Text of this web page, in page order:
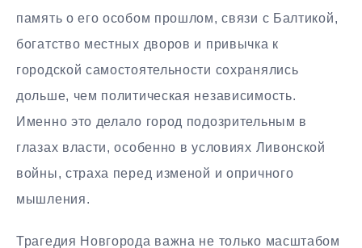
память о его особом прошлом, связи с Балтикой,
богатство местных дворов и привычка к
городской самостоятельности сохранялись
дольше, чем политическая независимость.
Именно это делало город подозрительным в
глазах власти, особенно в условиях Ливонской
войны, страха перед изменой и опричного
мышления.
Трагедия Новгорода важна не только масштабом